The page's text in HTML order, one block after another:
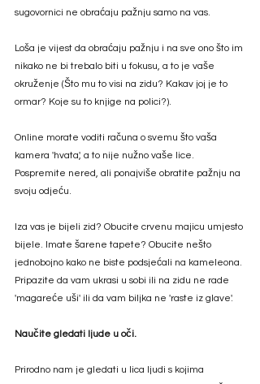
sugovornici ne obraćaju pažnju samo na vas.
Loša je vijest da obraćaju pažnju i na sve ono što im
nikako ne bi trebalo biti u fokusu, a to je vaše
okruženje (Što mu to visi na zidu? Kakav joj je to
ormar? Koje su to knjige na polici?).
Online morate voditi računa o svemu što vaša
kamera 'hvata', a to nije nužno vaše lice.
Pospremite nered, ali ponajviše obratite pažnju na
svoju odjeću.
Iza vas je bijeli zid? Obucite crvenu majicu umjesto
bijele. Imate šarene tapete? Obucite nešto
jednobojno kako ne biste podsjećali na kameleona.
Pripazite da vam ukrasi u sobi ili na zidu ne rade
'magareće uši' ili da vam biljka ne 'raste iz glave'.
Naučite gledati ljude u oči.
Prirodno nam je gledati u lica ljudi s kojima